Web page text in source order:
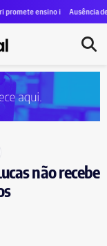
e voltam a criticar
integral nas escolas do
Ausência de Paes e
não recebe